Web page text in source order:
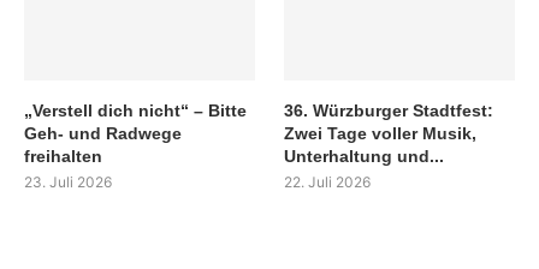
„Verstell dich nicht“ – Bitte
Geh- und Radwege
freihalten
23. Juli 2026
36. Würzburger Stadtfest:
Zwei Tage voller Musik,
Unterhaltung und...
22. Juli 2026